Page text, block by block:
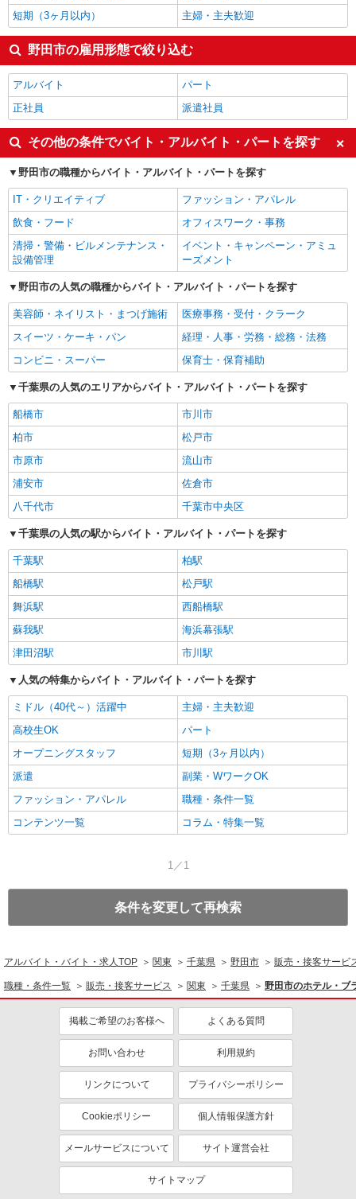
短期（3ヶ月以内）
主婦・主夫歓迎
野田市の雇用形態で絞り込む
アルバイト
パート
正社員
派遣社員
その他の条件でバイト・アルバイト・パートを探す
野田市の職種からバイト・アルバイト・パートを探す
IT・クリエイティブ
ファッション・アパレル
飲食・フード
オフィスワーク・事務
清掃・警備・ビルメンテナンス・
設備管理
イベント・キャンペーン・アミュ
ーズメント
野田市の人気の職種からバイト・アルバイト・パートを探す
美容師・ネイリスト・まつげ施術
医療事務・受付・クラーク
スイーツ・ケーキ・パン
経理・人事・労務・総務・法務
コンビニ・スーパー
保育士・保育補助
千葉県の人気のエリアからバイト・アルバイト・パートを探す
船橋市
市川市
柏市
松戸市
市原市
流山市
浦安市
佐倉市
八千代市
千葉市中央区
千葉県の人気の駅からバイト・アルバイト・パートを探す
千葉駅
柏駅
船橋駅
松戸駅
舞浜駅
西船橋駅
蘇我駅
海浜幕張駅
津田沼駅
市川駅
人気の特集からバイト・アルバイト・パートを探す
ミドル（40代～）活躍中
主婦・主夫歓迎
高校生OK
パート
オープニングスタッフ
短期（3ヶ月以内）
派遣
副業・WワークOK
ファッション・アパレル
職種・条件一覧
コンテンツ一覧
コラム・特集一覧
1／1
条件を変更して再検索
アルバイト・バイト・求人TOP 関東 千葉県 野田市 販売・接客サービ
職種・条件一覧 販売・接客サービス 関東 千葉県 野田市のホテル・ブ
掲載ご希望のお客様へ よくある質問
お問い合わせ 利用規約
リンクについて プライバシーポリシー
Cookieポリシー 個人情報保護方針
メールサービスについて サイト運営会社
サイトマップ